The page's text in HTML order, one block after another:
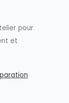
pour
et